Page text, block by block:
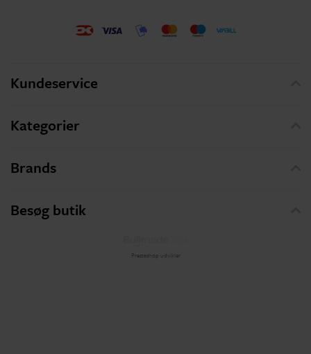
Kundeservice
Kategorier
Brands
Besøg butik
Prestashop udvikler